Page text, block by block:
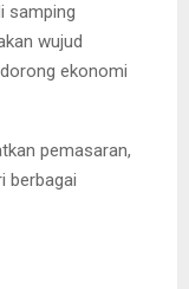
samping
wujud
ekonomi
pemasaran,
berbagai